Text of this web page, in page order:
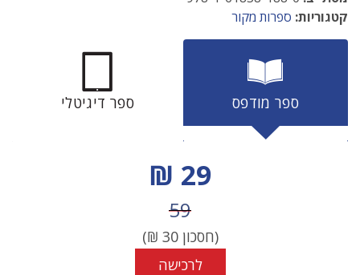
קטגוריות: ספרות מקור
ספר מודפס ספר דיגיטלי
מחיר הנחה
29 ₪
מחיר לפני הנחה
59
(חסכון30
₪)
לרכישה